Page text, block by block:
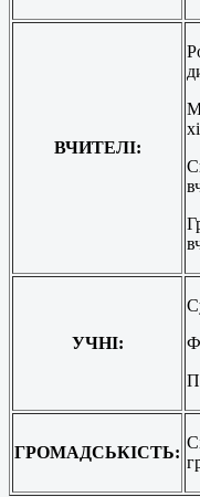
ВЧИТЕЛІ:
УЧНІ:
ГРОМАДСЬКІСТЬ: